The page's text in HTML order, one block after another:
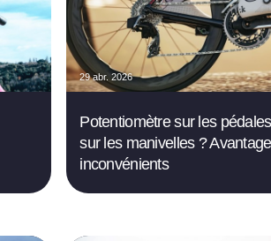
29 abr. 2026
Potentiomètre sur les
sur les manivelles ?
inconvénients